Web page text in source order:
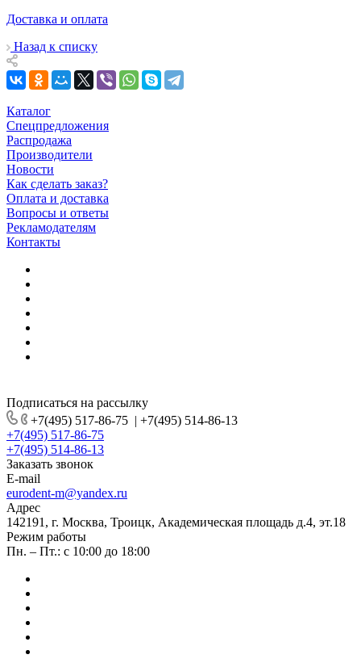
Доставка и оплата
Назад к списку
Каталог
Спецпредложения
Распродажа
Производители
Новости
Как сделать заказ?
Оплата и доставка
Вопросы и ответы
Рекламодателям
Контакты
Подписаться на рассылку
+7(495) 517-86-75 | +7(495) 514-86-13
+7(495) 517-86-75
+7(495) 514-86-13
Заказать звонок
E-mail
eurodent-m@yandex.ru
Адрес
142191, г. Москва, Троицк, Академическая площадь д.4, эт.18
Режим работы
Пн. – Пт.: с 10:00 до 18:00